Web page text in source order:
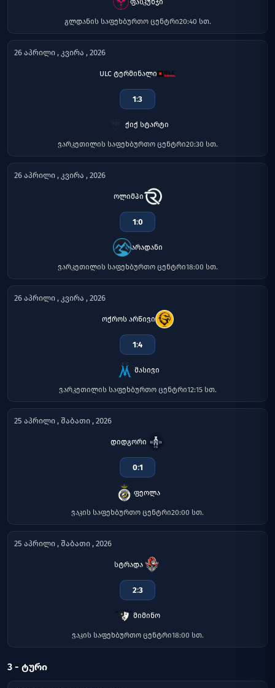
ფასკუნჯი
გლდანის საფეხბურთო ცენტრი20:40 სთ.
26 აპრილი , კვირა , 2026
ULC ტერმინალი
1:3
ქიქ სტარტი
ვარკეთილის საფეხბურთო ცენტრი20:30 სთ.
26 აპრილი , კვირა , 2026
ოლიმპი
1:0
არადანი
ვარკეთილის საფეხბურთო ცენტრი18:00 სთ.
26 აპრილი , კვირა , 2026
ოქროს არწივი
1:4
მასივი
ვარკეთილის საფეხბურთო ცენტრი12:15 სთ.
25 აპრილი , შაბათი , 2026
დიდგორი
0:1
ფეოლა
ვაკის საფეხბურთო ცენტრი20:00 სთ.
25 აპრილი , შაბათი , 2026
სტრადა
2:3
მიმინო
ვაკის საფეხბურთო ცენტრი18:00 სთ.
3 - ᲢᲣᲠᲘ